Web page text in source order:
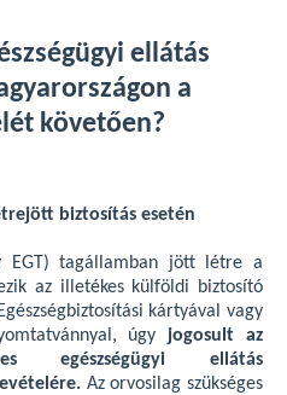
ellátás
a
követően?
biztosítás esetén
EGT) tagállamban jött létre a
az illetékes külföldi biztosító
kártyával vagy
úgyjogosult az
egészségügyi ellátás
Az orvosilag szükséges